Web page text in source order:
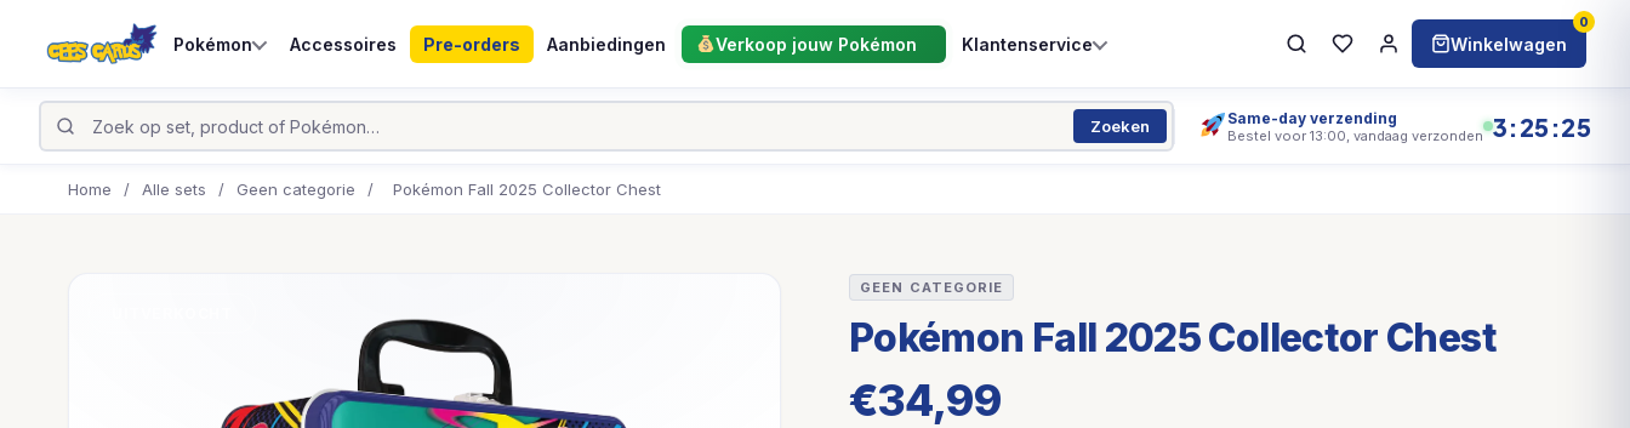
Pokémon Accessoires Pre-orders Aanbiedingen Verkoop jouw Pokémon Klantenservice Winkelwagen
0
Zoeken Same-day verzending
Bestel voor 13:00, vandaag verzonden 3:25:24
Home / Alle sets / Geen categorie / Pokémon Fall 2025 Collector Chest
GEEN CATEGORIE
Pokémon Fall 2025 Collector Chest
€34,99